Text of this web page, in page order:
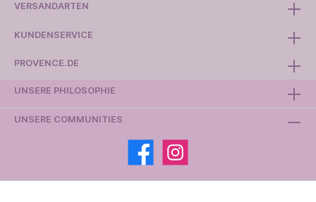
KUNDENSERVICE
PROVENCE.DE
VERSANDARTEN
UNSERE PHILOSOPHIE
UNSERE COMMUNITIES